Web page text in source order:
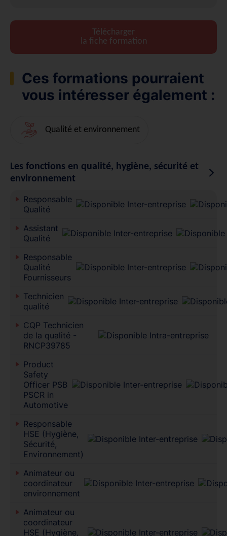
Télécharger
la fiche formation
Ces formations pourraient
vous intéresser également :
Qualité et environnement
Les fonctions en qualité, hygiène, sécurité et
environnement
Responsable
Qualité
Assistant
Qualité
Responsable
Qualité
Fournisseurs
Technicien
qualité
CQP Technicien
de la qualité -
RNCP39785
Product
Safety
Officer PSB
PSCR in
Automotive
Responsable
HSE (Hygiène,
Sécurité,
Environnement)
Animateur ou
coordinateur
environnement
Animateur ou
coordinateur
HSE (Hygiène,